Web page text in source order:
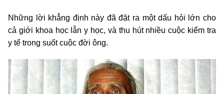
Những lời khẳng định này đã đặt ra một dấu hỏi lớn cho
cả giới khoa học lẫn y học, và thu hút nhiều cuộc kiểm tra
y tế trong suốt cuộc đời ông.